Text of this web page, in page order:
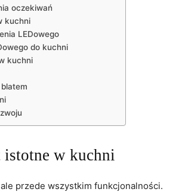
oczekiwań
kuchni
LEDowego
do ‌kuchni
kuchni
w⁣ kuchni
⁣przede wszystkim‍ funkcjonalności.